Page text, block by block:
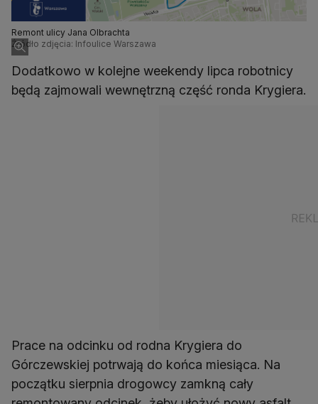
Remont ulicy Jana Olbrachta
Źródło zdjęcia: Infoulice Warszawa
Dodatkowo w kolejne weekendy lipca robotnicy
będą zajmowali wewnętrzną część ronda Krygiera.
Prace na odcinku od rodna Krygiera do
Górczewskiej potrwają do końca miesiąca. Na
początku sierpnia drogowcy zamkną cały